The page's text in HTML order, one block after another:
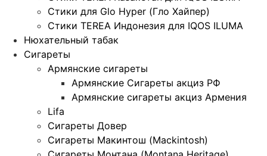
Стики для Glo Hyper (Гло Хайпер)
Стики TEREA Индонезия для IQOS ILUMA
Нюхательный табак
Сигареты
Армянские сигареты
Армянские Сигареты акциз РФ
Армянские сигареты акциз Армения
Lifa
Сигареты Довер
Сигареты Макинтош (Mackintosh)